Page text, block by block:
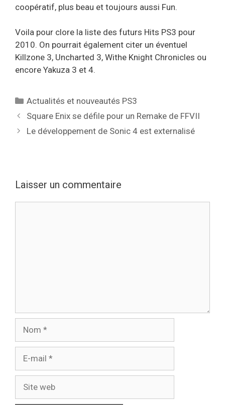
coopératif, plus beau et toujours aussi Fun.
Voila pour clore la liste des futurs Hits PS3 pour
2010. On pourrait également citer un éventuel
Killzone 3, Uncharted 3, Withe Knight Chronicles ou
encore Yakuza 3 et 4.
Catégories
Actualités et nouveautés PS3
Square Enix se défile pour un Remake de FFVII
Le développement de Sonic 4 est externalisé
Laisser un commentaire